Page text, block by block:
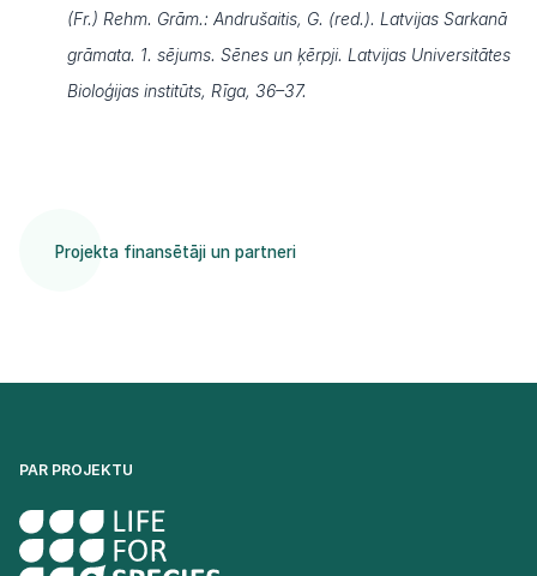
(Fr.) Rehm. Grām.: Andrušaitis, G. (red.). Latvijas Sarkanā
grāmata. 1. sējums. Sēnes un ķērpji. Latvijas Universitātes
Bioloģijas institūts, Rīga, 36–37.
Projekta finansētāji un partneri
PAR PROJEKTU